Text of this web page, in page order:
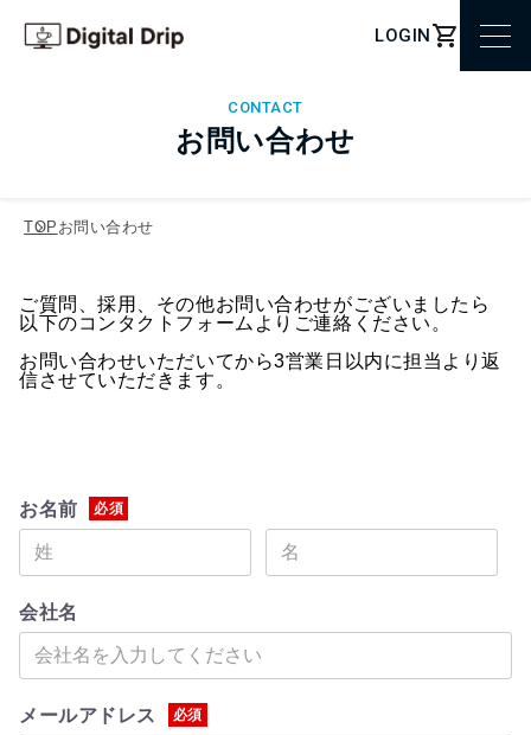
LOGIN
CONTACT
お問い合わせ
TOP お問い合わせ
ご質問、採用、その他お問い合わせがございましたら
以下のコンタクトフォームよりご連絡ください。
お問い合わせいただいてから3営業日以内に担当より返
信させていただきます。
お名前 必須
会社名
メールアドレス 必須